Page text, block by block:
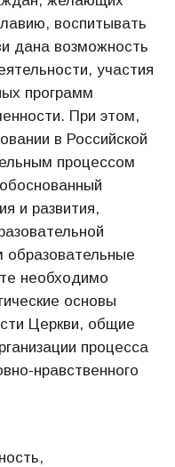
воспитывать
дана возможность
участия
программ
При этом,
в Российской
процессом
и развития,
необходимо
основы
Церкви, общие
процесса
нравственного